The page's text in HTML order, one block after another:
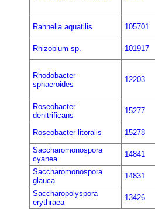
Rahnella aquatilis 105701
Rhizobium sp. 101917
Rhodobacter
sphaeroides
12203
Roseobacter
denitrificans
15277
Roseobacter litoralis 15278
Saccharomonospora
cyanea
14841
Saccharomonospora
glauca
14831
Saccharopolyspora
erythraea
13426